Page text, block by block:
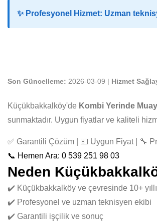
✨ Profesyonel Hizmet: Uzman
Son Güncelleme: 2026-03-09 | Hizmet
Küçükbakkalköy'de Kombi Yerinde
sunmaktadır. Uygun fiyatlar ve kaliteli
✅ Garantili Çözüm | 💵 Uygun Fiyat | 🔧
📞 Hemen Ara: 0 539 251 98 03
Neden
✔️ Küçükbakkalköy ve çevresinde 10+
✔️ Profesyonel ve uzman teknisyen ekibi
✔️ Garantili işçilik ve sonuç